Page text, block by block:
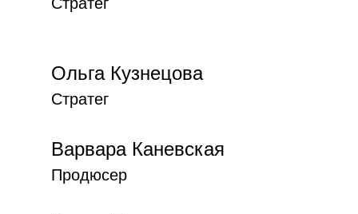
Ольга Кузнецова
Стратег
Варвара Каневская
Продюсер